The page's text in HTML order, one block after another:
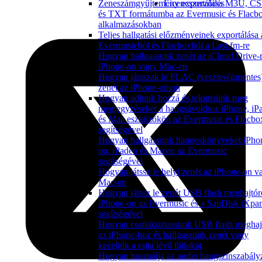
Zeneszámgyűjtemény exportálása M3U,
és TXT formátumba az Evermusic és
alkalmazásokban
Teljes hallgatási előzményeinek exportálása
Evermusicból és Flacboxból a Last.fm-re
Hogyan hallgassunk zenét az iCloud Drive-
iPhone-on vagy Mac-en
Hogyan játsszak le FLAC
zenét az iPhone-omon
Hogyan adjunk hozzá és tekintsünk meg
megjegyzéseket a hangsávokhoz iPhone,
és Mac eszközökön az Evermusic és
segítségével
Hogyan hallgassunk hangoskönyveket
on, iPaden és Macen az Evermusic
segítségével
Hogyan játssz le helyi zenét az iPhone-on
Mac-en
Hogyan játssz le zenét USB flash
iPhone-on az Evermusic és a SanDisk
segítségével
Hogyan csatlakoztassunk USB flash
az iPhone-hoz és hallgassunk zenét vagy
kezeljük a rajta lévő fájlokat
Hogyan használja az audio
Licencszerződés